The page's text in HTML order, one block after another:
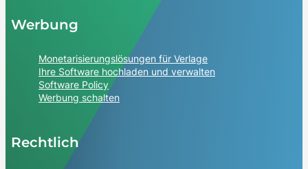
Werbung
Monetarisierungslösungen für Verlage
Ihre Software hochladen und verwalten
Software Policy
Werbung schalten
Rechtlich